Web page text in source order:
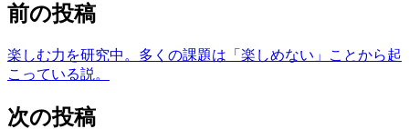
前の投稿
楽しむ力を研究中。多くの課題は「楽しめない」ことから起
こっている説。
次の投稿